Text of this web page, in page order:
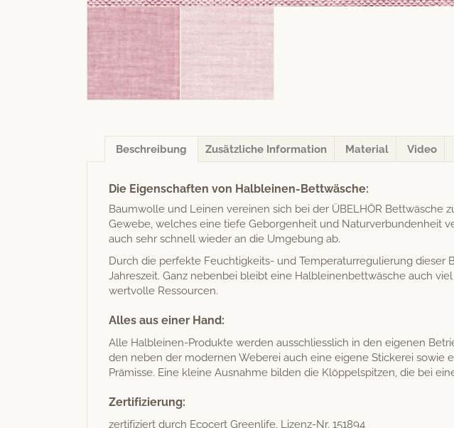
Beschreibung Zusätzliche Information Material Video
Die Eigenschaften von Halbleinen-Bettwäsche:
Baum­wolle und Leinen vere­inen sich bei der ÜBELHÖR Bet­twäsche
Gewebe, welch­es eine tiefe Gebor­gen­heit und Naturver­bun­den­heit
auch sehr schnell wieder an die Umge­bung ab.
Durch die per­fek­te Feuchtigkeits- und Tem­per­atur­reg­ulierung dieser
Jahreszeit. Ganz neben­bei bleibt eine Hal­bleinen­bet­twäsche auch
wertvolle Ressourcen.
Alles aus einer Hand:
Alle Hal­bleinen-Pro­duk­te wer­den auss­chliesslich in den eige­nen
den neben der mod­er­nen Weberei auch eine eigene Stick­erei sowie
Prämisse. Eine kleine Aus­nahme bilden die Klöp­pel­spitzen, die bei
Zertifizierung:
zer­ti­fiziert durch Eco­cert Green­life, Lizenz-Nr. 151894